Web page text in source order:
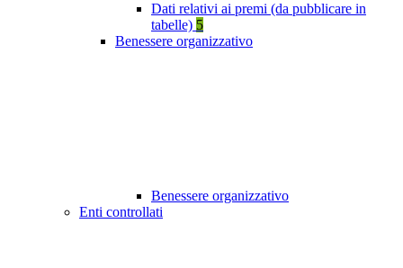
Dati relativi ai premi (da pubblicare in
tabelle) 5
Benessere organizzativo
Benessere organizzativo
Enti controllati